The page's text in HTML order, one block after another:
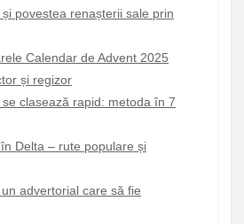
povestea renașterii sale prin
Calendar de Advent 2025
și regizor
clasează rapid: metoda în 7
Delta – rute populare și
advertorial care să fie